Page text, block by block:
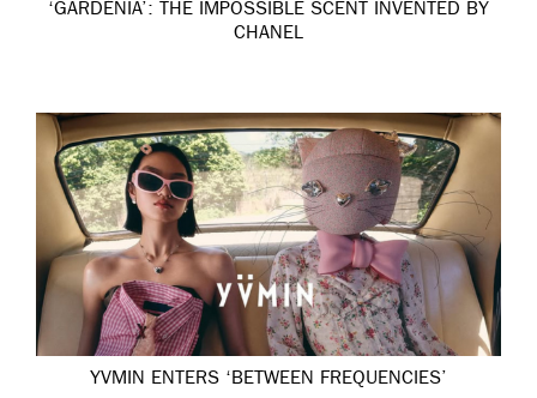
‘GARDÉNIA’: THE IMPOSSIBLE SCENT INVENTED BY
CHANEL
YVMIN ENTERS ‘BETWEEN FREQUENCIES’